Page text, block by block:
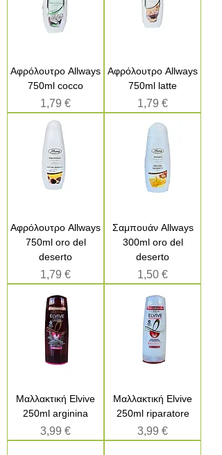
Αφρόλουτρο Allways
750ml cocco
Τιμή
1,79 €
Αφρόλουτρο Allways
750ml latte
Τιμή
1,79 €
Αφρόλουτρο Allways
750ml oro del
deserto
Τιμή
1,79 €
Σαμπουάν Allways
300ml oro del
deserto
Τιμή
1,50 €
Μαλλακτική Elvive
250ml arginina
Τιμή
3,99 €
Μαλλακτική Elvive
250ml riparatore
Τιμή
3,99 €